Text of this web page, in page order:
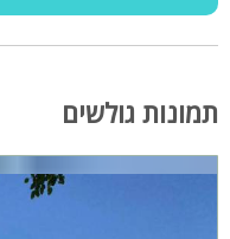
תמונות גולשים